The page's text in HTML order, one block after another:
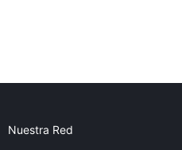
Nuestra Red